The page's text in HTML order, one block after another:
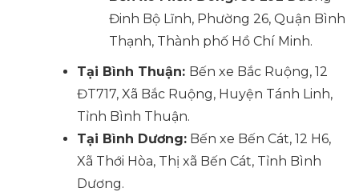
Đinh Bộ Lĩnh, Phường 26, Quận Bình
Thạnh, Thành phố Hồ Chí Minh.
Tại Bình Thuận: Bến xe Bắc Ruộng, 12
ĐT717, Xã Bắc Ruộng, Huyện Tánh Linh,
Tỉnh Bình Thuận.
Tại Bình Dương: Bến xe Bến Cát, 12 H6,
Xã Thới Hòa, Thị xã Bến Cát, Tỉnh Bình
Dương.